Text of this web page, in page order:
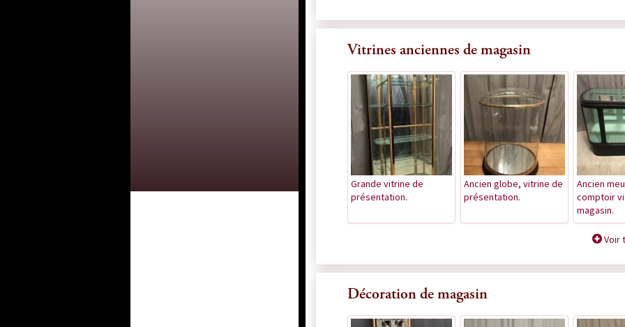
Vitrines anciennes de magasin
Grande vitrine de
présentation.
Ancien globe, vitrine de
présentation.
Ancien
comptoir
magasin.
Voir
Décoration de magasin